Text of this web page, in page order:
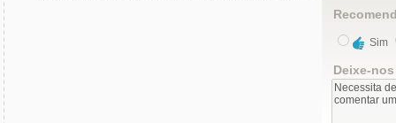
Sim
Deixe-